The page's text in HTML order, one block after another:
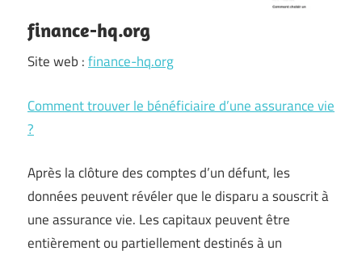
finance-hq.org
Site web :finance-hq.org
Comment trouver le bénéficiaire d’une assurance vie
?
Après la clôture des comptes d’un défunt, les
données peuvent révéler que le disparu a souscrit à
une assurance vie. Les capitaux peuvent être
entièrement ou partiellement destinés à un